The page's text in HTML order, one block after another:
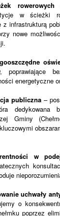
w ścieżki
z infrastrukturą
nowe
poprawiające
energetyczne
publiczna –
dedykowana
Gminy
w
uchwały
o
poprzez